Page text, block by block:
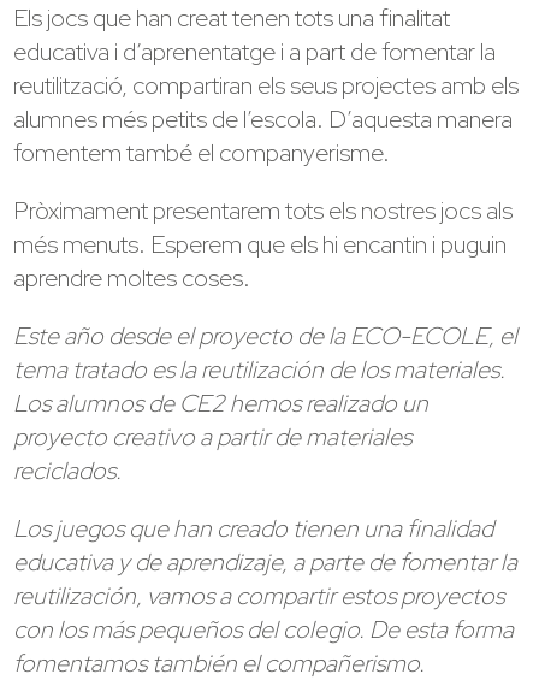
Els jocs que han creat tenen tots una finalitat
educativa i d’aprenentatge i a part de fomentar la
reutilització, compartiran els seus projectes amb els
alumnes més petits de l’escola. D’aquesta manera
fomentem també el companyerisme.
Pròximament presentarem tots els nostres jocs als
més menuts. Esperem que els hi encantin i puguin
aprendre moltes coses.
Este año desde el proyecto de la ECO-ECOLE, el
tema tratado es la reutilización de los materiales.
Los alumnos de CE2 hemos realizado un
proyecto creativo a partir de materiales
reciclados.
Los juegos que han creado tienen una finalidad
educativa y de aprendizaje, a parte de fomentar la
reutilización, vamos a compartir estos proyectos
con los más pequeños del colegio. De esta forma
fomentamos también el compañerismo.